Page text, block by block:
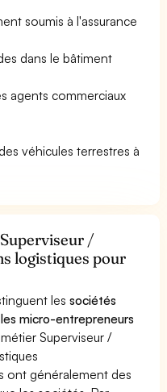
soumis à l'assurance
dans le bâtiment
agents commerciaux
véhicules terrestres à
/
logistiques pour
lessociétés
les micro-entrepreneurs
Superviseur /
ont généralement des